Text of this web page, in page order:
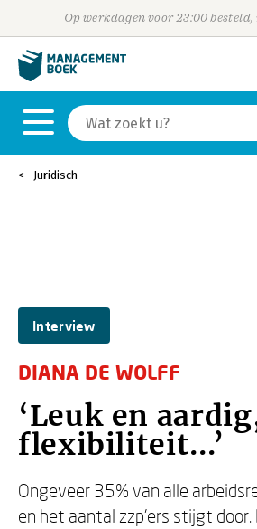
Op werkdagen voor 23:00
Juridisch
Interview
DIANA DE WOLFF
‘Leuk en
flexibiliteit...’
Ongeveer 35% van alle
en het aantal zzp’ers stijgt door.